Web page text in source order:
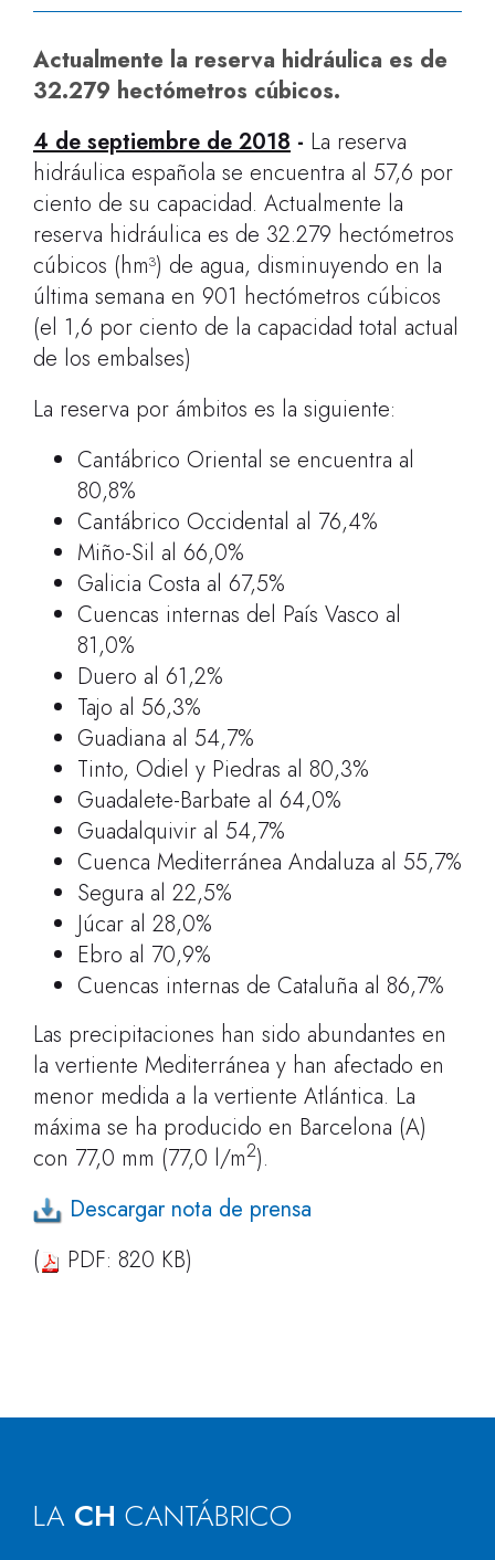
Actualmente la reserva hidráulica es de
32.279 hectómetros cúbicos.
4 de septiembre de 2018 - La reserva
hidráulica española se encuentra al 57,6 por
ciento de su capacidad. Actualmente la
reserva hidráulica es de 32.279 hectómetros
cúbicos (hm³) de agua, disminuyendo en la
última semana en 901 hectómetros cúbicos
(el 1,6 por ciento de la capacidad total actual
de los embalses)
La reserva por ámbitos es la siguiente:
Cantábrico Oriental se encuentra al
80,8%
Cantábrico Occidental al 76,4%
Miño-Sil al 66,0%
Galicia Costa al 67,5%
Cuencas internas del País Vasco al
81,0%
Duero al 61,2%
Tajo al 56,3%
Guadiana al 54,7%
Tinto, Odiel y Piedras al 80,3%
Guadalete-Barbate al 64,0%
Guadalquivir al 54,7%
Cuenca Mediterránea Andaluza al 55,7%
Segura al 22,5%
Júcar al 28,0%
Ebro al 70,9%
Cuencas internas de Cataluña al 86,7%
Las precipitaciones han sido abundantes en
la vertiente Mediterránea y han afectado en
menor medida a la vertiente Atlántica. La
máxima se ha producido en Barcelona (A)
con 77,0 mm (77,0 l/m2).
Descargar nota de prensa
(
PDF: 820 KB)
LA CH CANTÁBRICO